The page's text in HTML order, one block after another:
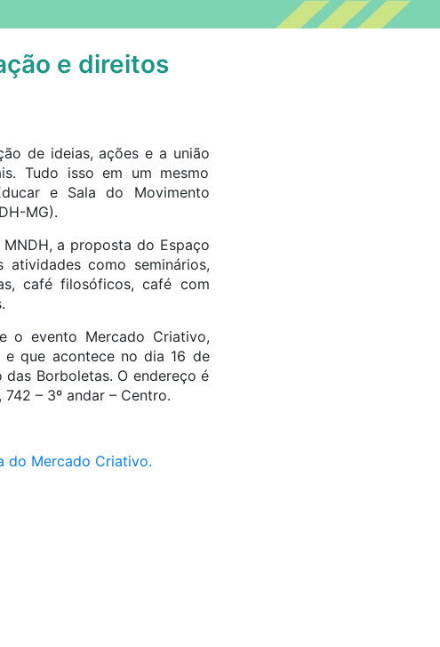
e direitos
de ideias, ações e a união
Tudo isso em um mesmo
e Sala do Movimento
MG).
a proposta do Espaço
como seminários,
café filosóficos, café com
o evento Mercado Criativo,
que acontece no dia 16 de
Borboletas. O endereço é
– 3º andar – Centro.
do Mercado Criativo.